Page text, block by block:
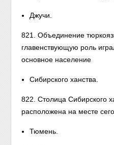
Джучи.
821. Объединение
главенствующую роль
основное население
Сибирского ханства.
822. Столица Сибирского
расположена на месте
Тюмень.